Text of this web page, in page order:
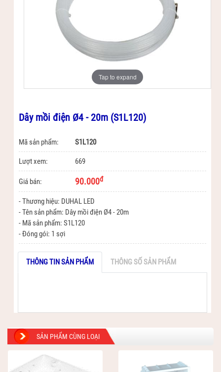
Tap to expand
Dây mồi điện Ø4 - 20m (S1L120)
Mã sản phẩm: S1L120
Lượt xem: 669
Giá bán: 90.000đ
- Thương hiệu: DUHAL LED
- Tên sản phẩm: Dây mồi điện Ø4 - 20m
- Mã sản phẩm: S1L120
- Đóng gói: 1 sợi
THÔNG TIN SẢN PHẨM THÔNG SỐ SẢN PHẨM
SẢN PHẨM CÙNG LOẠI